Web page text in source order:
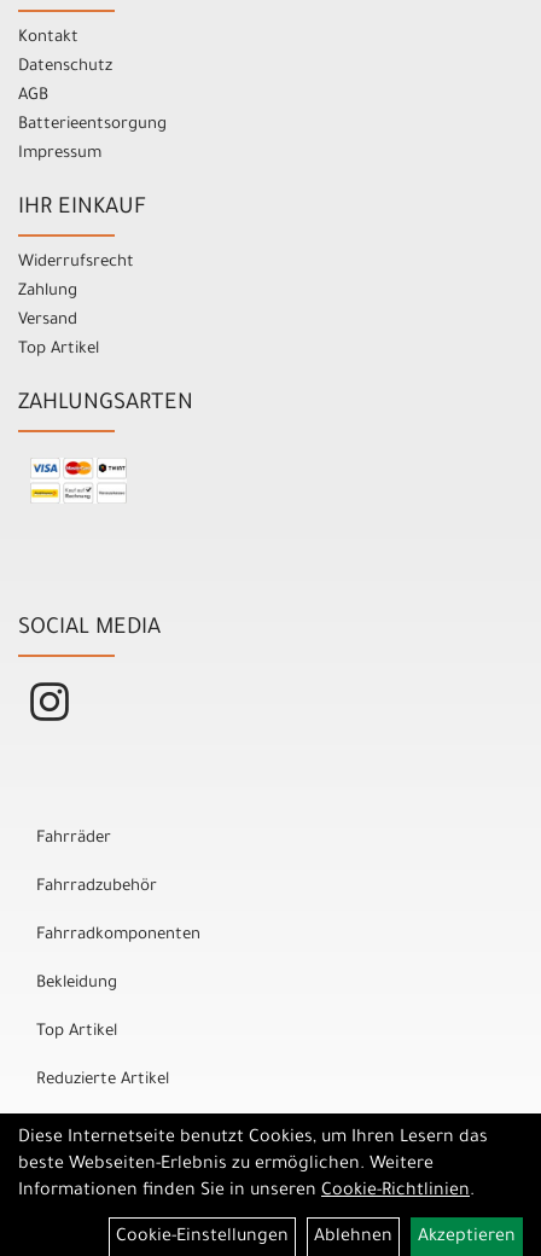
Kontakt
Datenschutz
AGB
Batterieentsorgung
Impressum
IHR EINKAUF
Widerrufsrecht
Zahlung
Versand
Top Artikel
ZAHLUNGSARTEN
SOCIAL MEDIA
Fahrräder
Fahrradzubehör
Fahrradkomponenten
Bekleidung
Top Artikel
Reduzierte Artikel
Marken
Diese Internetseite benutzt Cookies, um Ihren Lesern das
beste Webseiten-Erlebnis zu ermöglichen. Weitere
Informationen finden Sie in unseren Cookie-Richtlinien.
Cookie-Einstellungen Ablehnen Akzeptieren